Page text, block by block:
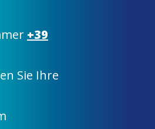
+39
Sie Ihre